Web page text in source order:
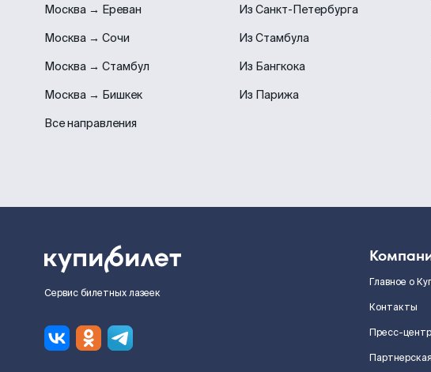
Москва → Ереван
Москва → Сочи
Москва → Стамбул
Москва → Бишкек
Все направления
Из Санкт-Петербурга
Из Стамбула
Из Бангкока
Из Парижа
Сервис билетных лазеек
Главное о
Контакты
Пресс-центр